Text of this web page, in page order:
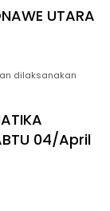
UTARA
dilaksanakan
04/April